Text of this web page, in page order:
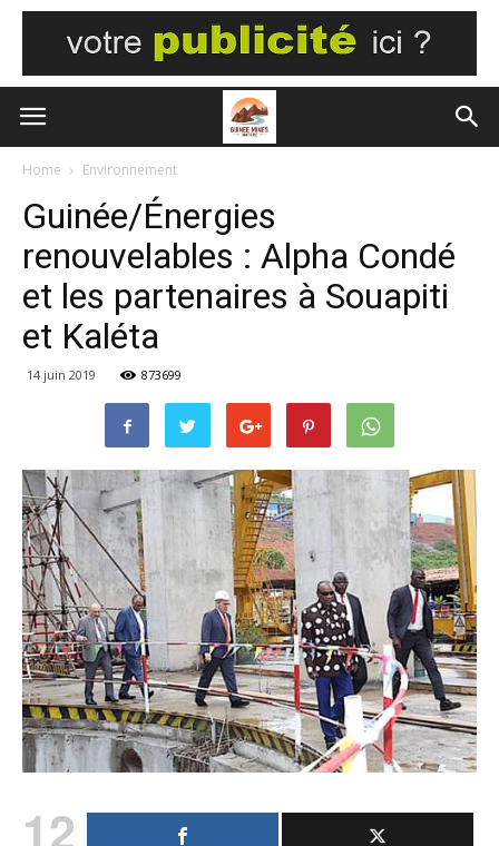
Home Environnement
Guinée/Énergies
renouvelables : Alpha Condé
et les partenaires à Souapiti
et Kaléta
14 juin 2019 873699
12